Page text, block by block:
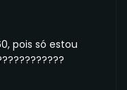
pois só estou